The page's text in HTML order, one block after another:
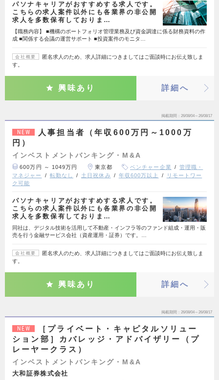
パソナキャリアがおすすめする求人です。
こちらの求人案件以外にも各業界の非公開
求人を多数保有しておりま…
【職務内容】 ■機構のポートフォリオ管理業務及び資金調達に係る財務資料の作
成 ■関係する会議の運営サポート ■投資案件のモニタ…
会社概要
匿名求人のため、求人詳細につきましてはご面談時にお伝え致しま
す。
興味あり 詳細へ
掲載期間 26/08/04～26/08/17
NEW
人事担当者（年収600万円～1000万
円）
インベストメントバンキング・M&A
600万円 ～ 1049万円 東京都 ベンチャー企業
管理職・
マネジャー
転勤なし 土日祝休み 年収600万以上
リモートワー
ク可能
パソナキャリアがおすすめする求人です。
こちらの求人案件以外にも各業界の非公開
求人を多数保有しておりま…
同社は、デジタル技術を活用して不動産・インフラ等のファンド組成・運用・販
売を行う金融サービス会社（資産運用・証券）です。…
会社概要
匿名求人のため、求人詳細につきましてはご面談時にお伝え致しま
す。
興味あり 詳細へ
掲載期間 26/08/04～26/08/17
NEW
［プライベート・キャピタルソリュー
ション部］カバレッジ・アドバイザリー（プ
レーヤークラス）
インベストメントバンキング・M&A
大和証券株式会社